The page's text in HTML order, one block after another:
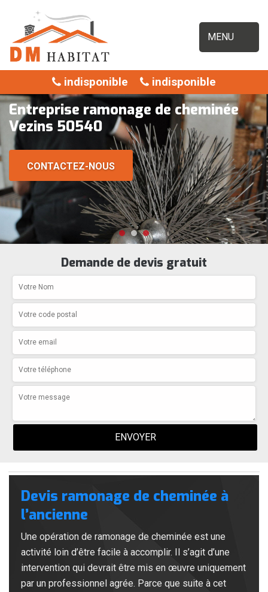
MENU
indisponible indisponible
Entreprise ramonage de cheminée
Vezins 50540
CONTACTEZ-NOUS
Demande de devis gratuit
Devis ramonage de cheminée à
l’ancienne
Une opération de ramonage de cheminée est une
activité loin d’être facile à accomplir. Il s’agit d’une
intervention qui devrait être mis en œuvre uniquement
par un professionnel agrée. Parce que suite à cet